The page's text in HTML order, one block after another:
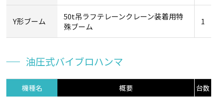
Y形ブーム
50t吊ラフテレーンクレーン装着用特
殊ブーム
1
油圧式バイブロハンマ
機種名 概要 台数